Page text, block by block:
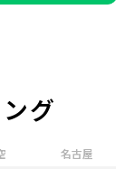
グ
名古屋